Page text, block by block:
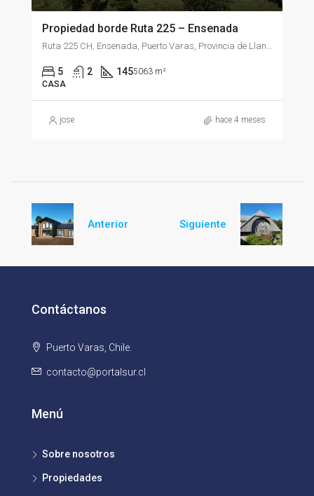
Propiedad borde Ruta 225 – Ensenada
Ruta 225 CH, Ensenada, Puerto Varas, Provincia de Llanquihue, Región de Los Lagos, Chile
5 2 1455063 m²
CASA
jose hace 4 meses
Anterior Siguiente
Contáctanos
Puerto Varas, Chile.
contacto@portalsur.cl
Menú
Sobre nosotros
Propiedades